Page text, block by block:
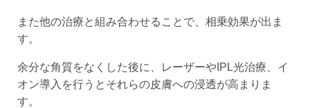
また他の治療と組み合わせることで、相乗効果が出ま
す。
余分な角質をなくした後に、レーザーやIPL光治療、イ
オン導入を行うとそれらの皮膚への浸透が高まりま
す。